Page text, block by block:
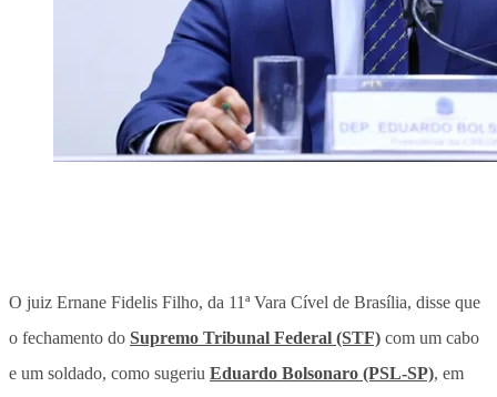
O juiz Ernane Fidelis Filho, da 11ª Vara Cível de Brasília, disse que
o fechamento do Supremo Tribunal Federal (STF) com um cabo
e um soldado, como sugeriu Eduardo Bolsonaro (PSL-SP), em